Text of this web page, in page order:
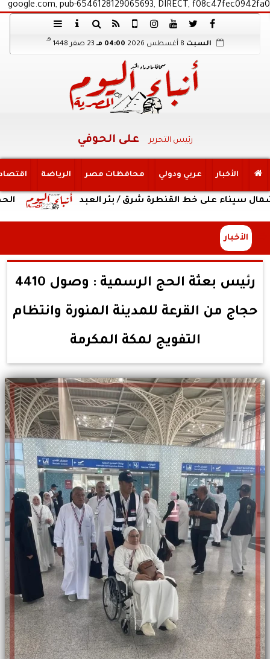
google.com, pub-6546128129065693, DIRECT, f08c47fec0942fa0
السبت 04:00 مـ 23 صفر 1448
هـ
رئيس التحرير على الحوفي
الأخبار عربي ودولي محافظات مصر الرياضة
الحصاد على خط القنطرة شرق / بئر العبد
الأخبار
رئيس بعثة الحج الرسمية : وصول 4410
حجاج من القرعة للمدينة المنورة وانتظام
التفويج لمكة المكرمة